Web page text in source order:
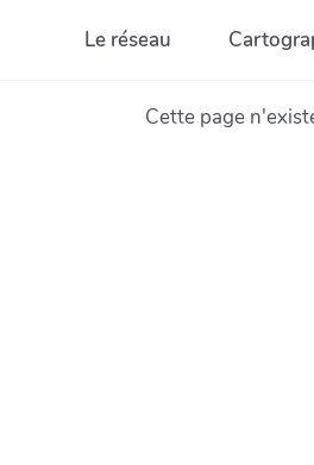
Aller au contenu principal
Le réseau
Cette page